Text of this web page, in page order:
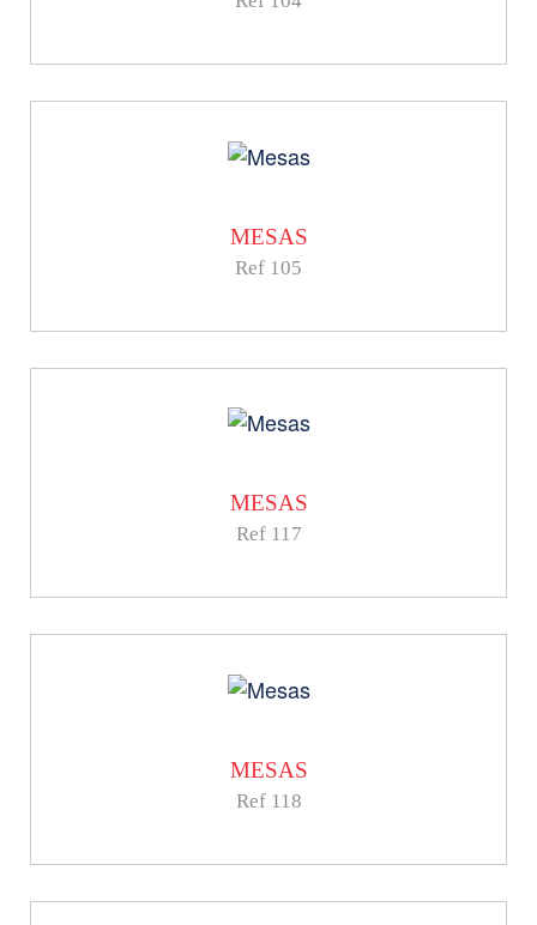
MESAS
Ref 105
MESAS
Ref 117
MESAS
Ref 118